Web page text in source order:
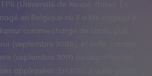
(Université de Venise, Italie). En
en Belgique où il a été engagé à
comme chargé de cours, puis
(septembre 2008), et enfin comme
(septembre 2011) au département
appliquées. En 2010, il a été parmi